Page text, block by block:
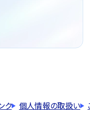
ク 個人情報の取扱い